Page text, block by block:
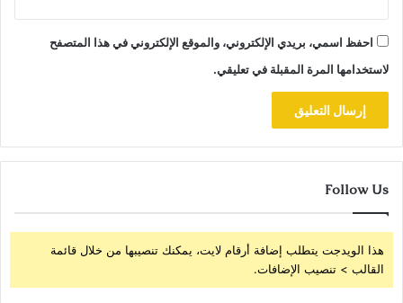
احفظ اسمي، بريدي الإلكتروني، والموقع الإلكتروني في هذا المتصفح
لاستخدامها المرة المقبلة في تعليقي.
Follow Us
هذا الويدجت يتطلب إضافة أرقام لايت، يمكنك تنصيبها من خلال قائمة
القالب > تنصيب الإضافات.